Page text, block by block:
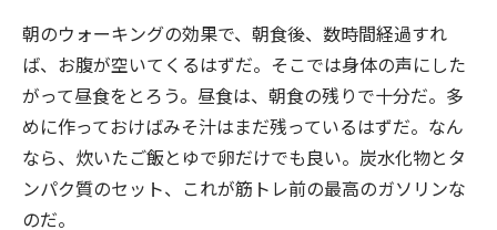
朝のウォーキングの効果で、朝食後、数時間経過すれ
ば、お腹が空いてくるはずだ。そこでは身体の声にした
がって昼食をとろう。昼食は、朝食の残りで十分だ。多
めに作っておけばみそ汁はまだ残っているはずだ。なん
なら、炊いたご飯とゆで卵だけでも良い。炭水化物とタ
ンパク質のセット、これが筋トレ前の最高のガソリンな
のだ。